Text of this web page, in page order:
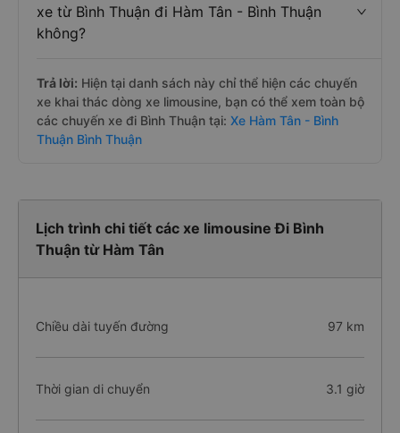
xe từ Bình Thuận đi Hàm Tân - Bình Thuận
không?
Trả lời: Hiện tại danh sách này chỉ thể hiện các chuyến
xe khai thác dòng xe limousine, bạn có thể xem toàn bộ
các chuyến xe đi Bình Thuận tại: Xe Hàm Tân - Bình
Thuận Bình Thuận
Lịch trình chi tiết các xe limousine Đi Bình
Thuận từ Hàm Tân
Chiều dài tuyến đường 97 km
Thời gian di chuyển 3.1 giờ